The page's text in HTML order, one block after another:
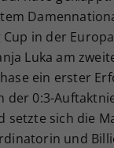
Cup in der
Luka am
ein erster
der 0:3-
setzte sich die
und
Wert speichert
Unter
generierte ID,
Betreiber